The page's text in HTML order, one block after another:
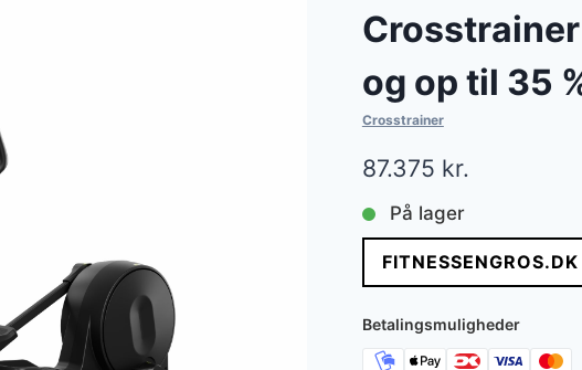
og op til 35
Crosstrainer
87.375 kr.
På lager
Betalingsmuligheder